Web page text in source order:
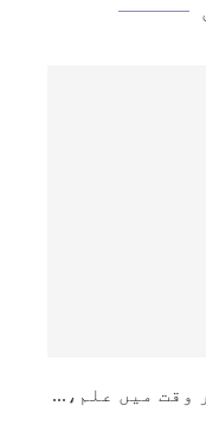
وقت میں علم،...